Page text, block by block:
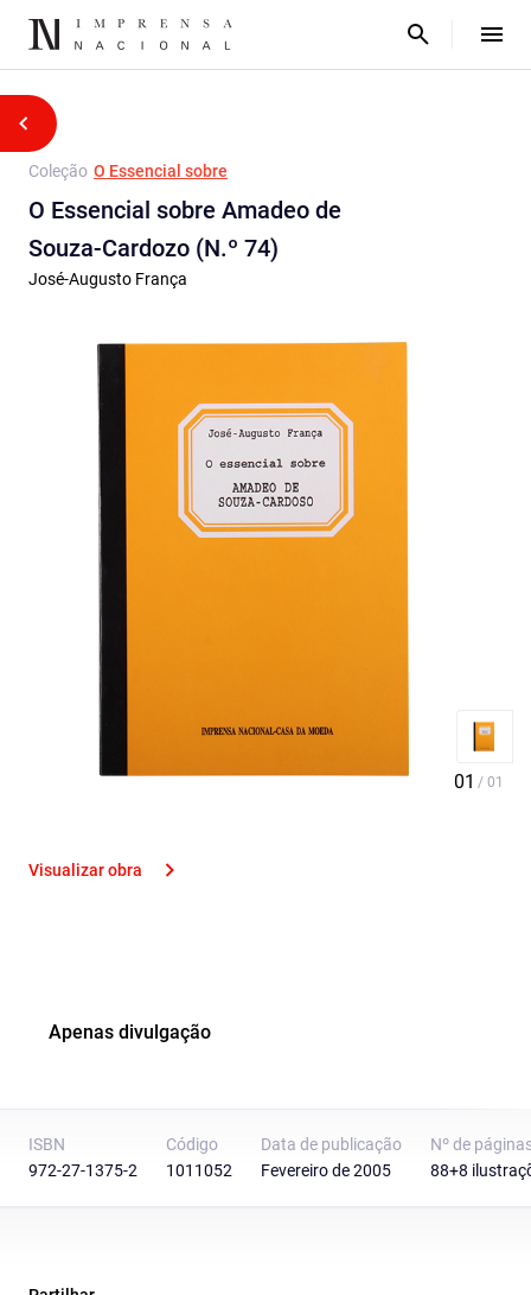
Coleção O Essencial sobre
O Essencial sobre Amadeo de
Souza‑Cardozo (N.º 74)
José-Augusto França
Visualizar obra
Apenas divulgação
ISBN
972-27-1375-2
Código
1011052
Data de publicação
Fevereiro de 2005
Nº de
88+8